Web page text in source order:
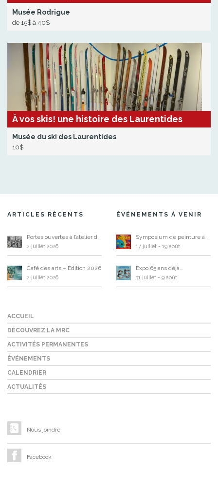
Musée Rodrigue
de 15$ à 40$
À vos skis! une histoire des Laurentides
Musée du ski des Laurentides
10$
ARTICLES RÉCENTS
2 juillet 2026
Café des arts – Édition 2026
2 juillet 2026
ÉVÉNEMENTS À VENIR
17 juillet - 19 août
Expo 65 ans déjà…
31 juillet - 9 août
ACCUEIL
DÉCOUVREZ LA MRC
ACTIVITÉS PERMANENTES
ÉVÉNEMENTS
CALENDRIER
ACTUALITÉS
Nous joindre
Facebook